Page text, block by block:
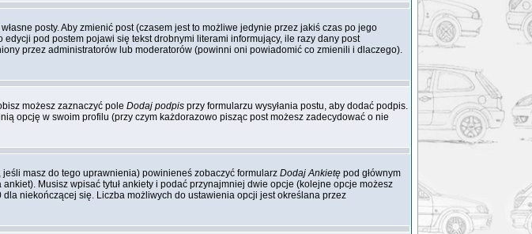
posty. Aby zmienić post (czasem jest to możliwe jedynie przez jakiś czas po jego
pod postem pojawi się tekst drobnymi literami informujący, ile razy dany post
przez administratorów lub moderatorów (powinni oni powiadomić co zmienili i dlaczego).
możesz zaznaczyć pole Dodaj podpis przy formularzu wysyłania postu, aby dodać podpis.
opcję w swoim profilu (przy czym każdorazowo pisząc post możesz zadecydować o nie
masz do tego uprawnienia) powinieneś zobaczyć formularz Dodaj Ankietę pod głównym
Musisz wpisać tytuł ankiety i podać przynajmniej dwie opcje (kolejne opcje możesz
niekończącej się. Liczba możliwych do ustawienia opcji jest określana przez